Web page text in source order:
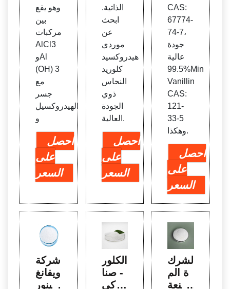
وهو يقع
بين
مركبات
AlCl3
وAl
(OH) 3
مع
جسر
الهيدروكسيل
و
احصل
على
السعر
الذاتية.
ابحث
عن
موردي
هيدروكسيد
كلوريد
النحاس
ذوي
الجودة
العالية.
احصل
على
السعر
CAS:
67774-
74-7،
جودة
عالية
99.5%Min
Vanillin
CAS:
121-
33-5
وهكذا.
احصل
على
السعر
شركة
ويفانغ
تينور
الكلور
- صنا
عة كي
الشرك
ة الم
صنعة